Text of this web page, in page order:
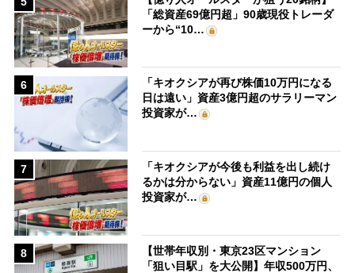
「総資産69億円超」90歳現役トレーダ
ーから“10…
6
「キオクシアが再び株価10万円になる
日は遠い」資産3億円超のサラリーマン
投資家が…
7
「キオクシアが今後も利益を出し続け
るかは分からない」資産11億円の個人
投資家が…
8
【世帯年収別・東京23区マンション
「狙い目駅」を大公開】年収500万円、